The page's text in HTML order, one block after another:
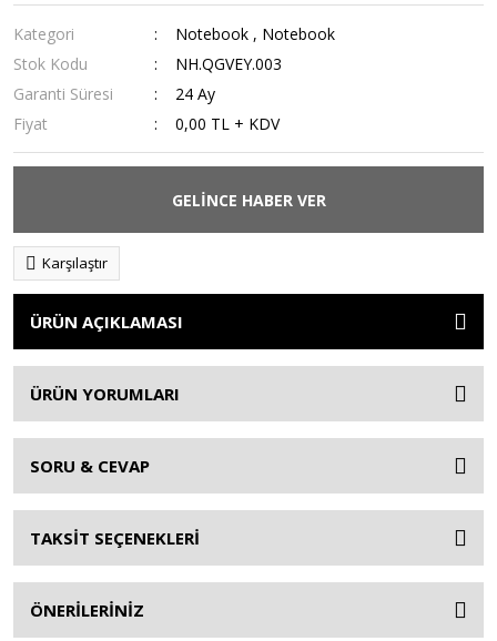
Kategori Notebook , Notebook
Stok Kodu
NH.QGVEY.003
Garanti Süresi
24 Ay
Fiyat
0,00 TL + KDV
GELİNCE HABER VER
Karşılaştır
ÜRÜN AÇIKLAMASI
ÜRÜN YORUMLARI
SORU & CEVAP
TAKSİT SEÇENEKLERİ
ÖNERİLERİNİZ